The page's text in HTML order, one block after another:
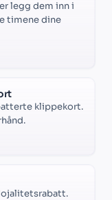
legg dem inn i
timene dine
klippekort.